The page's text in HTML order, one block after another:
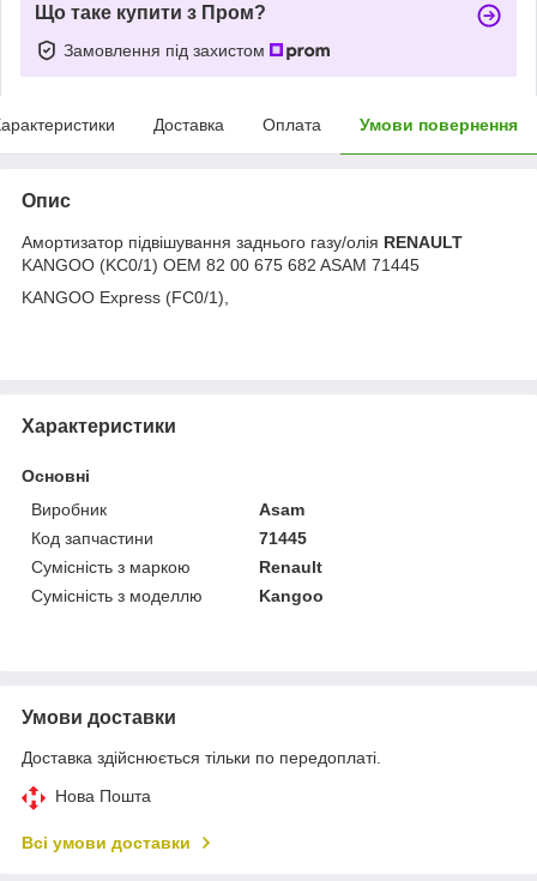
Що таке купити з Пром?
Замовлення під захистом
Доставка Оплата Умови повернення
Опис
Амортизатор підвішування заднього газу/олія RENAULT
KANGOO (KC0/1) OEM 82 00 675 682 ASAM 71445
KANGOO Express (FC0/1)
Характеристики
Основні
Виробник
Asam
Код запчастини
71445
Сумісність з маркою
Renault
Сумісність з моделлю
Kangoo
Умови доставки
Доставка здійснюється тільки по передоплаті.
Нова Пошта
Всі умови доставки